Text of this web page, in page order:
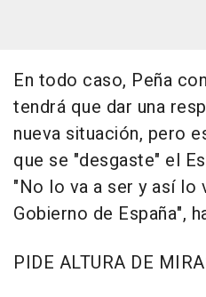
En todo caso, Peña
tendrá que dar una
nueva situación, pero
que se "desgaste" el
"No lo va a ser y así lo
Gobierno de España",
PIDE ALTURA DE